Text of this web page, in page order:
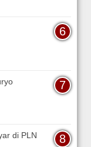
di PLN